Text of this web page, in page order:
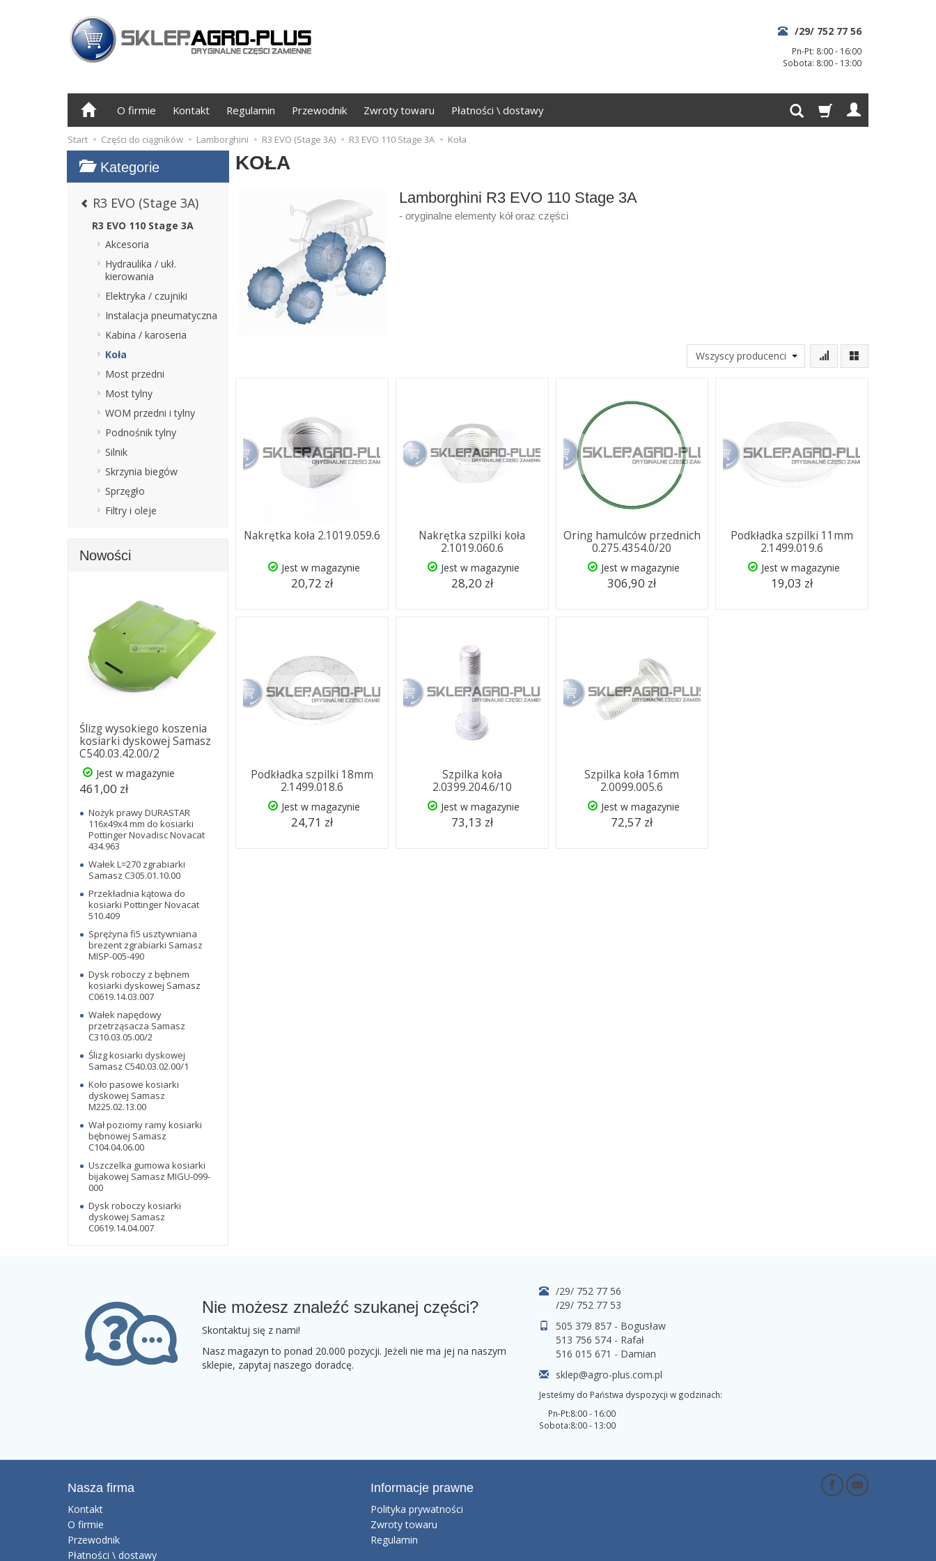
/29/ 752 77 56
Pn-Pt: 8:00 - 16:00
Sobota: 8:00 - 13:00
O firmie Kontakt Regulamin Przewodnik Zwroty towaru Płatności \ dostawy
Start Części do ciągników Lamborghini R3 EVO (Stage 3A) R3 EVO 110 Stage 3A Koła
KOŁA
Lamborghini R3 EVO 110 Stage 3A
- oryginalne elementy kół oraz części
Nakrętka koła 2.1019.059.6
Jest w magazynie
20,72 zł
Nakrętka szpilki koła
2.1019.060.6
Jest w magazynie
28,20 zł
Oring hamulców przednich
0.275.4354.0/20
Jest w magazynie
306,90 zł
Podkładka szpilki 11mm
2.1499.019.6
Jest w magazynie
19,03 zł
Podkładka szpilki 18mm
2.1499.018.6
Jest w magazynie
24,71 zł
Szpilka koła
2.0399.204.6/10
Jest w magazynie
73,13 zł
Szpilka koła 16mm
2.0099.005.6
Jest w magazynie
72,57 zł
Kategorie
R3 EVO (Stage 3A)
R3 EVO 110 Stage 3A
Akcesoria
Hydraulika / ukł.
kierowania
Elektryka / czujniki
Instalacja pneumatyczna
Kabina / karoseria
Koła
Most przedni
Most tylny
WOM przedni i tylny
Podnośnik tylny
Silnik
Skrzynia biegów
Sprzęgło
Filtry i oleje
Nowości
Ślizg wysokiego koszenia
kosiarki dyskowej Samasz
C540.03.42.00/2
Jest w magazynie
461,00 zł
Nożyk prawy DURASTAR
116x49x4 mm do kosiarki
Pottinger Novadisc Novacat
434.963
Wałek L=270 zgrabiarki
Samasz C305.01.10.00
Przekładnia kątowa do
kosiarki Pottinger Novacat
510.409
Sprężyna fi5 usztywniana
brezent zgrabiarki Samasz
MISP-005-490
Dysk roboczy z bębnem
kosiarki dyskowej Samasz
C0619.14.03.007
Wałek napędowy
przetrząsacza Samasz
C310.03.05.00/2
Ślizg kosiarki dyskowej
Samasz C540.03.02.00/1
Koło pasowe kosiarki
dyskowej Samasz
M225.02.13.00
Wał poziomy ramy kosiarki
bębnowej Samasz
C104.04.06.00
Uszczelka gumowa kosiarki
bijakowej Samasz MIGU-099-
000
Dysk roboczy kosiarki
dyskowej Samasz
C0619.14.04.007
Nie możesz znaleźć szukanej części?
Skontaktuj się z nami!
Nasz magazyn to ponad 20.000 pozycji. Jeżeli nie ma jej na naszym
sklepie, zapytaj naszego doradcę.
/29/ 752 77 56
/29/ 752 77 53
505 379 857 - Bogusław
513 756 574 - Rafał
516 015 671 - Damian
sklep@agro-plus.com.pl
Jesteśmy do Państwa dyspozycji w godzinach:
Pn-Pt:
Sobota:
8:00 - 16:00
8:00 - 13:00
Nasza firma
Kontakt
O firmie
Przewodnik
Płatności \ dostawy
Informacje prawne
Polityka prywatności
Zwroty towaru
Regulamin